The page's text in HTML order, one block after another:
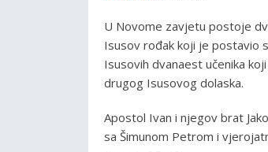
U Novome zavjetu postoje
Isusov rođak koji je postavio
Isusovih dvanaest učenika
drugog Isusovog dolaska.
Apostol Ivan i njegov brat
sa Šimunom Petrom i